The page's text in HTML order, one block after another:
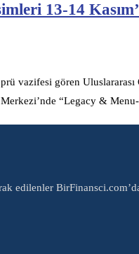
13-14
vazifesi gören
“Legacy &
edilenler